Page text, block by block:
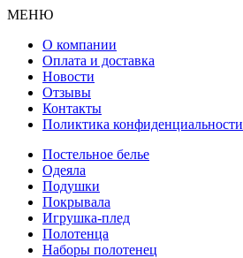
МЕНЮ
О компании
Оплата и доставка
Новости
Отзывы
Контакты
Поликтика конфиденциальности
Постельное белье
Одеяла
Подушки
Покрывала
Игрушка-плед
Полотенца
Наборы полотенец